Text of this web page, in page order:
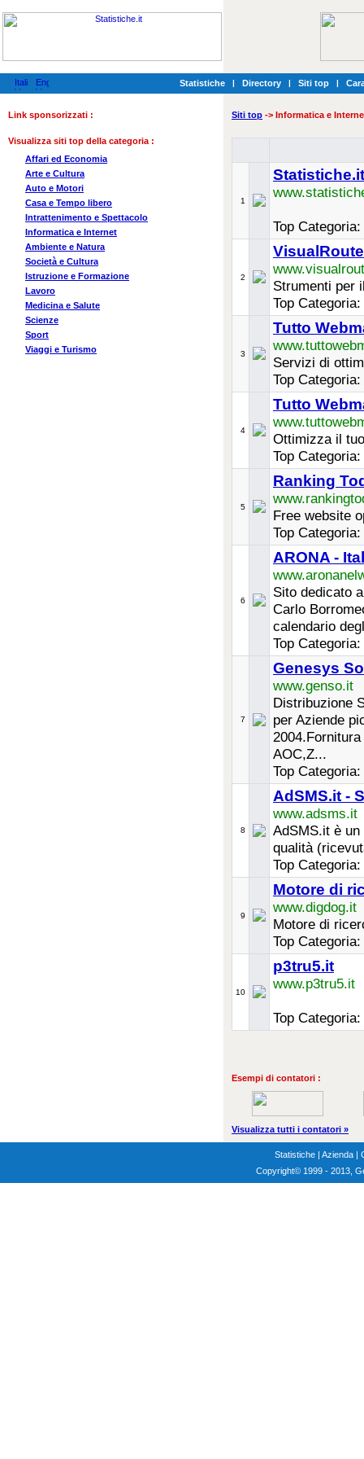
Statistiche | Directory | Siti top |
Link sponsorizzati :
Visualizza siti top della categoria :
Affari ed Economia
Arte e Cultura
Auto e Motori
Casa e Tempo libero
Intrattenimento e Spettacolo
Informatica e Internet
Ambiente e Natura
Società e Cultura
Istruzione e Formazione
Lavoro
Medicina e Salute
Scienze
Sport
Viaggi e Turismo
Siti top -> Informatica e
1
Top Categoria:
2
Strumenti per
Top Categoria:
3
Tutto
Servizi di
Top Categoria:
4
Tutto
Ottimizza il
Top Categoria:
5
Ranking
Free website
Top Categoria:
6
ARONA -
Sito dedicato
Carlo
calendario
Top Categoria:
7
Genesys
www.genso.it
Distribuzione
per Aziende
AOC,Z...
Top Categoria:
8
AdSMS.it -
www.adsms.it
AdSMS.it è
qualità
Top Categoria:
9
Motore di
www.digdog.it
Motore di
Top Categoria:
10
p3tru5.it
www.p3tru5.it
Top Categoria:
Esempi di contatori :
Visualizza tutti i contatori »
Statistiche | Azienda |
Copyright© 1999 - 2013,